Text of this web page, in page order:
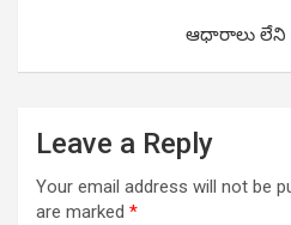
ఆధారాలు లేని
Leave a Reply
Your email address will not be
are marked *